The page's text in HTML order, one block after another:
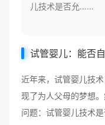
儿技术是否允……
试管婴儿：能否
近年来，试管婴儿技
现了为人父母的梦想
问题：试管婴儿技术